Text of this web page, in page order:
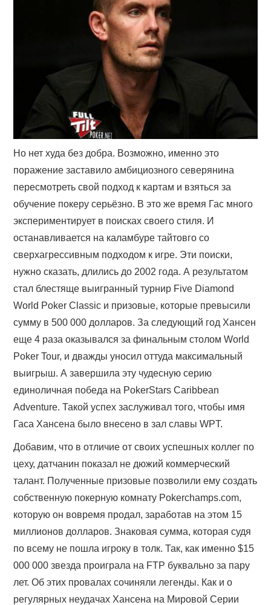
Но нет худа без добра. Возможно, именно это
поражение заставило амбициозного северянина
пересмотреть свой подход к картам и взяться за
обучение покеру серьёзно. В это же время Гас много
экспериментирует в поисках своего стиля. И
останавливается на каламбуре тайтовго со
сверхагрессивным подходом к игре. Эти поиски,
нужно сказать, длились до 2002 года. А результатом
стал блестяще выигранный турнир Five Diamond
World Poker Classic и призовые, которые превысили
сумму в 500 000 долларов. За следующий год Хансен
еще 4 раза оказывался за финальным столом World
Poker Tour, и дважды уносил оттуда максимальный
выигрыш. А завершила эту чудесную серию
единоличная победа на PokerStars Caribbean
Adventure. Такой успех заслуживал того, чтобы имя
Гаса Хансена было внесено в зал славы WPT.
Добавим, что в отличие от своих успешных коллег по
цеху, датчанин показал не дюжий коммерческий
талант. Полученные призовые позволили ему создать
собственную покерную комнату Pokerchamps.com,
которую он вовремя продал, заработав на этом 15
миллионов долларов. Знаковая сумма, которая судя
по всему не пошла игроку в толк. Так, как именно $15
000 000 звезда проиграла на FTP буквально за пару
лет. Об этих провалах сочиняли легенды. Как и о
регулярных неудачах Хансена на Мировой Серии